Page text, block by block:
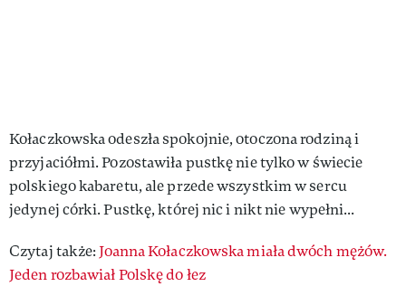
Kołaczkowska odeszła spokojnie, otoczona rodziną i
przyjaciółmi. Pozostawiła pustkę nie tylko w świecie
polskiego kabaretu, ale przede wszystkim w sercu
jedynej córki. Pustkę, której nic i nikt nie wypełni...
Czytaj także: Joanna Kołaczkowska miała dwóch mężów.
Jeden rozbawiał Polskę do łez